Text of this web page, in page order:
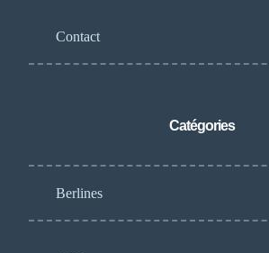
Contact
Catégories
Berlines